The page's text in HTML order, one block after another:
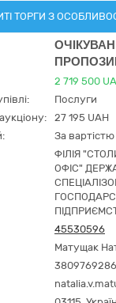
ТОРГИ З
2 719 500
Послуги
27 195 UAH
За
ФІЛІЯ
ОФІС"
45530596
Матущак